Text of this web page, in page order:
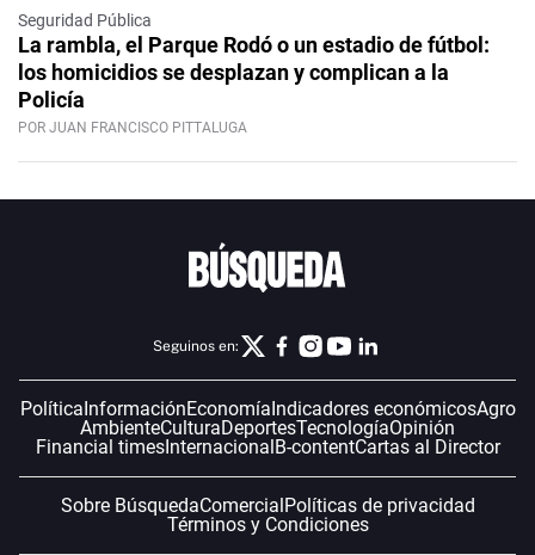
Seguridad Pública
La rambla, el Parque Rodó o un estadio de fútbol:
los homicidios se desplazan y complican a la
Policía
POR JUAN FRANCISCO PITTALUGA
Seguinos en:
PolíticaInformaciónEconomíaIndicadores económicosAgro
AmbienteCulturaDeportesTecnologíaOpinión
Financial timesInternacionalB-contentCartas al Director
Sobre BúsquedaComercialPolíticas de privacidad
Términos y Condiciones